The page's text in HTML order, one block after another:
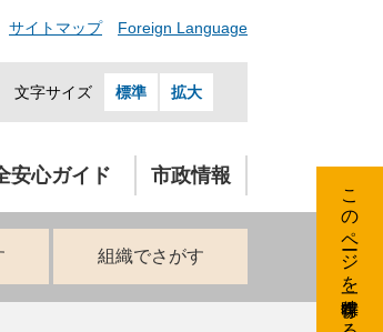
サイトマップ Foreign Language
文字サイズ 標準 拡大
安心ガイド 市政情報
組織でさがす このページを一時保存する